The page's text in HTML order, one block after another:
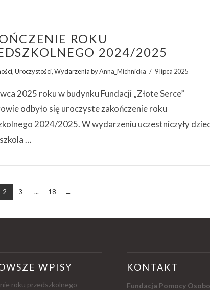
ROKU
2024/2025
,Uroczystości,Wydarzeniaby Anna_Michnicka 9 lipca 2025
2025 roku w budynku Fundacji „Złote Serce”
odbyło się uroczyste zakończenie roku
2024/2025. W wydarzeniu uczestniczyły
…
2 3 ... 18 →
WPISY
roku przedszkolnego
KONTAKT
Fundacja Pomocy